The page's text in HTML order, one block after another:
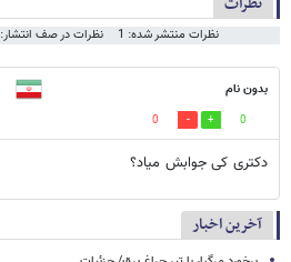
نظرات منتشر شده: 1 نظرات در صف انتشار: 0
بدون نام
0
0
دکتری کی جوابش میاد؟
آخرین اخبار